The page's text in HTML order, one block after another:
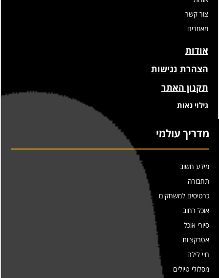
צור קשר
מאמרים
אודות
הצהרת נגישות
תקנון האתר
גילוי נאות
מדריך עולמי
מידע חשוב
תחבורה
כרטיסים למשחקים
אוכל רחוב
סיורי אוכל
אטרקציות
חיי לילה
מסלולי טיולים